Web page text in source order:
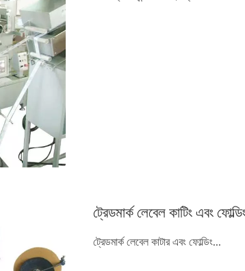
ট্রেডমার্ক লেবেল কাটিং এবং
ট্রেডমার্ক লেবেল কাটার এবং ফোল্ডিং...